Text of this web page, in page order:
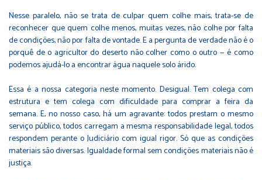
Nesse paralelo, não se trata de culpar quem colhe mais, trata-se de
reconhecer que quem colhe menos, muitas vezes, não colhe por falta
de condições, não por falta de vontade. E a pergunta de verdade não é o
porquê de o agricultor do deserto não colher como o outro — é como
podemos ajudá-lo a encontrar água naquele solo árido.
Essa é a nossa categoria neste momento. Desigual. Tem colega com
estrutura e tem colega com dificuldade para comprar a feira da
semana. E, no nosso caso, há um agravante: todos prestam o mesmo
serviço público, todos carregam a mesma responsabilidade legal, todos
respondem perante o Judiciário com igual rigor. Só que as condições
materiais são diversas. Igualdade formal sem condições materiais não é
justiça.